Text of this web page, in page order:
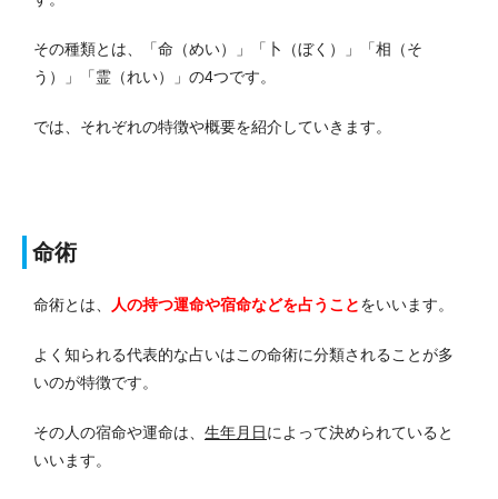
その種類とは、「命（めい）」「卜（ぼく）」「相（そ
う）」「霊（れい）」の4つです。
では、それぞれの特徴や概要を紹介していきます。
命術
命術とは、 人の持つ運命や宿命などを占うことをいいます。
よく知られる代表的な占いはこの命術に分類されることが多
いのが特徴です。
その人の宿命や運命は、 生年月日によって決められていると
いいます。